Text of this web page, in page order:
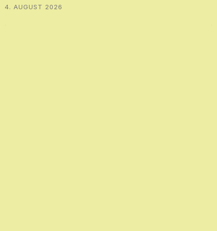
4. AUGUST 2026